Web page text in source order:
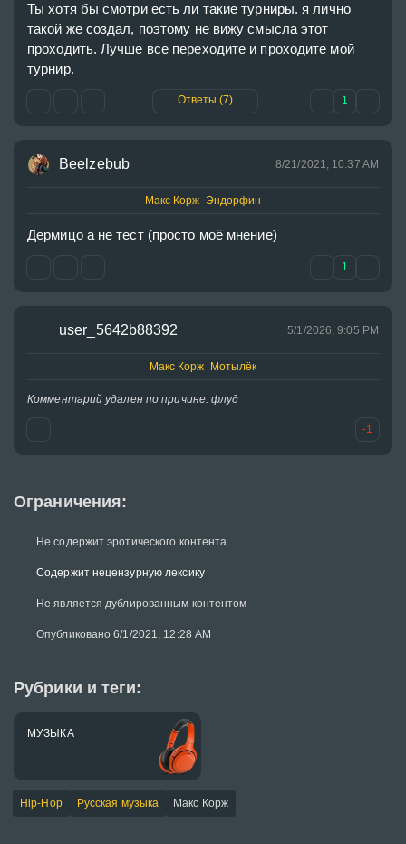
Ограничения:
Не содержит эротического контента
Содержит нецензурную лексику
Не является дублированным контентом
Опубликовано 6/1/2021, 12:28 AM
Рубрики и теги:
МУЗЫКА
Hip-Hop Русская музыка Макс Корж
Ты хотя бы смотри есть ли такие турниры. я лично
такой же создал, поэтому не вижу смысла этот
проходить. Лучше все переходите и проходите мой
турнир.
Ответы (7) 1
Beelzebub 8/21/2021, 10:37 AM
Макс Корж Эндорфин
Дермицо а не тест (просто моё мнение)
1
user_5642b88392 5/1/2026, 9:05 PM
Макс Корж Мотылёк
Комментарий удален по причине: флуд
-1